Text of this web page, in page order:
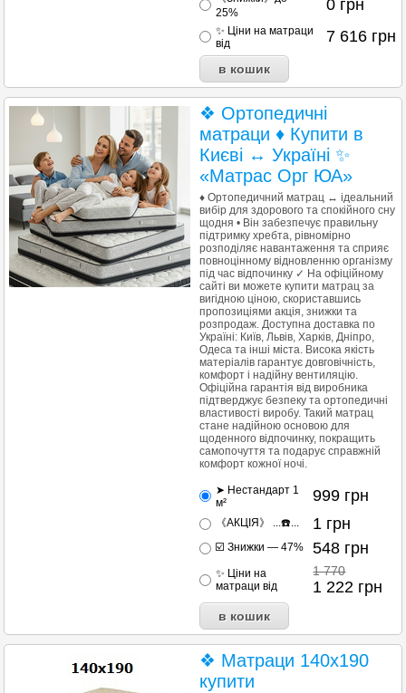
25%
0 грн
✨ Ціни на матраци
від
7 616 грн
❖ Ортопедичні
матраци ♦ Купити в
Києві ↔ Україні ✨
«Матрас Орг ЮА»
♦ Ортопедичний матрац ↔ ідеальний
вибір для здорового та спокійного сну
щодня • Він забезпечує правильну
підтримку хребта, рівномірно
розподіляє навантаження та сприяє
повноцінному відновленню організму
під час відпочинку ✓ На офіційному
сайті ви можете купити матрац за
вигідною ціною, скориставшись
пропозиціями акція, знижки та
розпродаж. Доступна доставка по
Україні: Київ, Львів, Харків, Дніпро,
Одеса та інші міста. Висока якість
матеріалів гарантує довговічність,
комфорт і надійну вентиляцію.
Офіційна гарантія від виробника
підтверджує безпеку та ортопедичні
властивості виробу. Такий матрац
стане надійною основою для
щоденного відпочинку, покращить
самопочуття та подарує справжній
комфорт кожної ночі.
➤ Нестандарт 1
м²
999 грн
《АКЦІЯ》 ...☎️... 1 грн
☑️ Знижки — 47% 548 грн
✨ Ціни на
матраци від
1 770
1 222 грн
❖ Матраци 140х190
купити